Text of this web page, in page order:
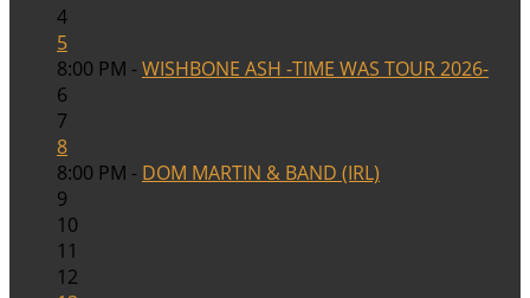
4
5
8:00 PM -WISHBONE ASH -TIME WAS TOUR 2026-
6
7
8
8:00 PM - DOM MARTIN & BAND (IRL)
9
10
11
12